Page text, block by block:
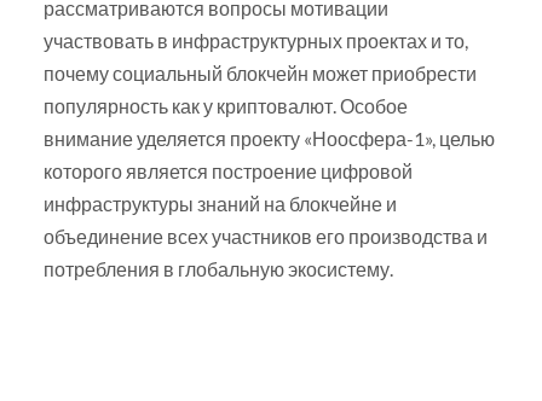
рассматриваются вопросы мотивации
участвовать в инфраструктурных проектах и то,
почему социальный блокчейн может приобрести
популярность как у криптовалют. Особое
внимание уделяется проекту «Ноосфера-1», целью
которого является построение цифровой
инфраструктуры знаний на блокчейне и
объединение всех участников его производства и
потребления в глобальную экосистему.